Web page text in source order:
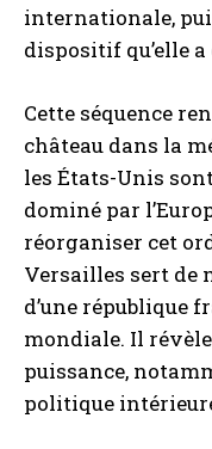
internationale,
dispositif qu’elle
Cette séquence
château dans la
les États-Unis
dominé par
réorganiser cet
Versailles sert de
d’une république
mondiale. Il
puissance,
politique